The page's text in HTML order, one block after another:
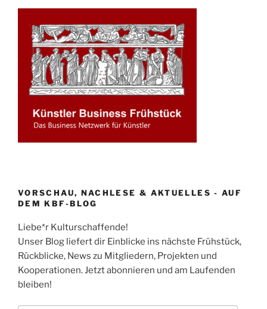
VORSCHAU, NACHLESE & AKTUELLES - AUF
DEM KBF-BLOG
Liebe*r Kulturschaffende!
Unser Blog liefert dir Einblicke ins nächste Frühstück,
Rückblicke, News zu Mitgliedern, Projekten und
Kooperationen. Jetzt abonnieren und am Laufenden
bleiben!